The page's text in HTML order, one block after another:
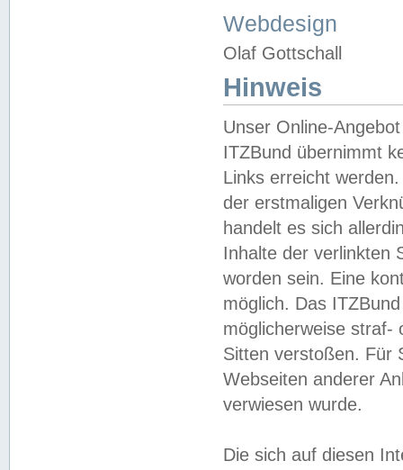
Webdesign
Olaf Gottschall
Hinweis
Unser Online-
ITZBund übernimmt
Links erreicht
der erstmaligen
handelt es sich
Inhalte der verlinkten
worden sein. Eine
möglich. Das
möglicherweise straf-
Sitten verstoßen. Für
Webseiten anderer
verwiesen wurde.
Die sich auf diesen